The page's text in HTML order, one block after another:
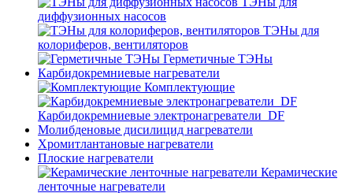
диффузионных насосов
ТЭНы для
колориферов, вентиляторов
Герметичные ТЭНы
Карбидокремниевые нагреватели
Комплектующие
Карбидокремниевые электронагреватели_DF
Молибденовые дисилицид нагреватели
Хромитлантановые нагреватели
Плоские нагреватели
Керамические
ленточные нагреватели